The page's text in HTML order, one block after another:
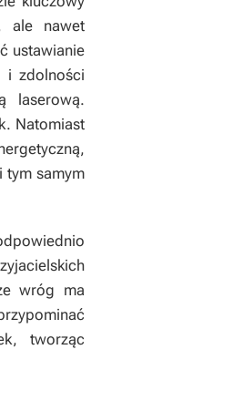
ale nawet
ustawianie
i zdolności
laserową.
Natomiast
tym samym
wróg ma
tworząc